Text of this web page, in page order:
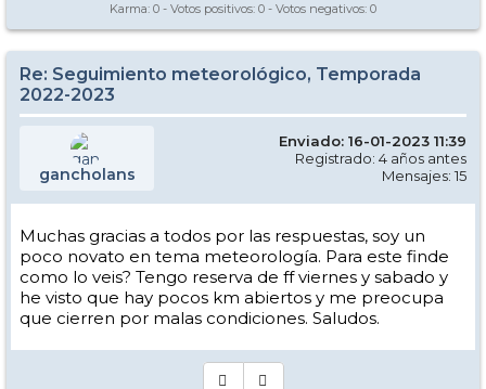
Karma: 0 - Votos positivos: 0 - Votos negativos: 0
Re: Seguimiento meteorológico, Temporada
2022-2023
gancholans
Enviado: 16-01-2023 11:39
Registrado: 4 años antes
Mensajes: 15
Muchas gracias a todos por las respuestas, soy un
poco novato en tema meteorología. Para este finde
como lo veis? Tengo reserva de ff viernes y sabado y
he visto que hay pocos km abiertos y me preocupa
que cierren por malas condiciones. Saludos.